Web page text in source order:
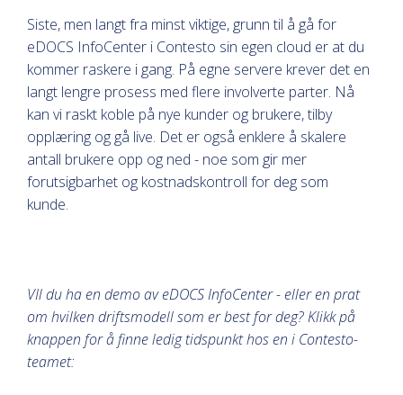
Siste, men langt fra minst viktige, grunn til å gå for
eDOCS InfoCenter i Contesto sin egen cloud er at du
kommer raskere i gang. På egne servere krever det en
langt lengre prosess med flere involverte parter. Nå
kan vi raskt koble på nye kunder og brukere, tilby
opplæring og gå live. Det er også enklere å skalere
antall brukere opp og ned - noe som gir mer
forutsigbarhet og kostnadskontroll for deg som
kunde.
VIl du ha en demo av eDOCS InfoCenter - eller en prat
om hvilken driftsmodell som er best for deg? Klikk på
knappen for å finne ledig tidspunkt hos en i Contesto-
teamet: